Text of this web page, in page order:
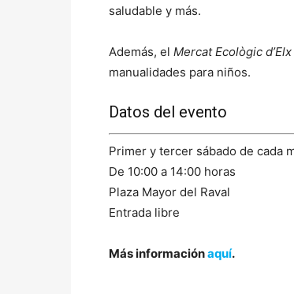
saludable y más.
Además, el Mercat Ecològic d’Elx
manualidades para niños.
Datos del evento
Primer y tercer sábado de cada
De 10:00 a 14:00 horas
Plaza Mayor del Raval
Entrada libre
Más informaciónaquí.